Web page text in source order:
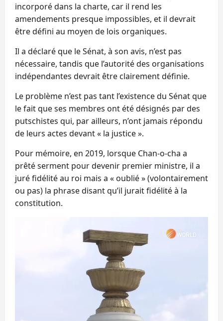
incorporé dans la charte, car il rend les
amendements presque impossibles, et il devrait
être défini au moyen de lois organiques.
Il a déclaré que le Sénat, à son avis, n’est pas
nécessaire, tandis que l’autorité des organisations
indépendantes devrait être clairement définie.
Le problème n’est pas tant l’existence du Sénat que
le fait que ses membres ont été désignés par des
putschistes qui, par ailleurs, n’ont jamais répondu
de leurs actes devant « la justice ».
Pour mémoire, en 2019, lorsque Chan-o-cha a
prêté serment pour devenir premier ministre, il a
juré fidélité au roi mais a « oublié » (volontairement
ou pas) la phrase disant qu’il jurait fidélité à la
constitution.